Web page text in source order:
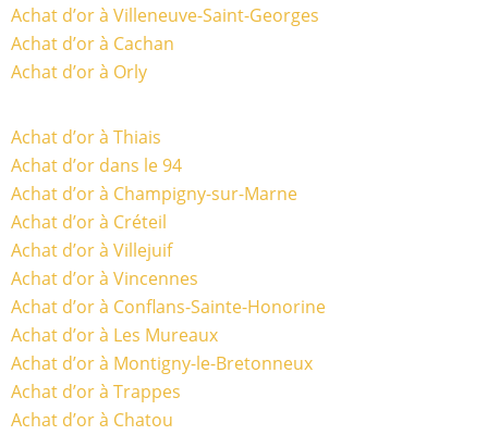
Achat d’or à Villeneuve-Saint-Georges
Achat d’or à Cachan
Achat d’or à Orly
Achat d’or à Thiais
Achat d’or dans le 94
Achat d’or à Champigny-sur-Marne
Achat d’or à Créteil
Achat d’or à Villejuif
Achat d’or à Vincennes
Achat d’or à Conflans-Sainte-Honorine
Achat d’or à Les Mureaux
Achat d’or à Montigny-le-Bretonneux
Achat d’or à Trappes
Achat d’or à Chatou